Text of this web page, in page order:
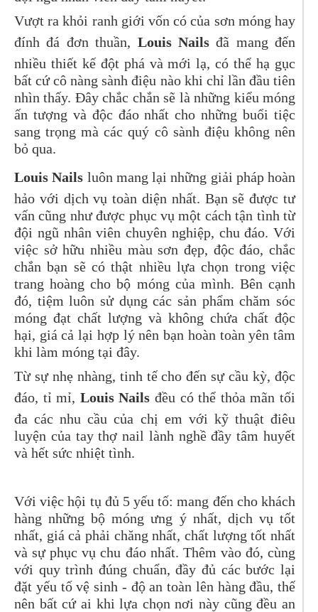
Vượt ra khỏi ranh giới vốn có của sơn móng hay
đính đá đơn thuần, Louis Nailsđã mang đến
nhiều thiết kế đột phá và mới lạ, có thể hạ gục
bất cứ cô nàng sành điệu nào khi chỉ lần đầu tiên
nhìn thấy. Đây chắc chắn sẽ là những kiểu móng
ấn tượng và độc đáo nhất cho những buổi tiệc
sang trọng mà các quý cô sành điệu không nên
bỏ qua.
Louis Nails luôn mang lại những giải pháp hoàn
hảo với dịch vụ toàn diện nhất. Bạn sẽ được tư
vấn cũng như được phục vụ một cách tận tình từ
đội ngũ nhân viên chuyên nghiệp, chu đáo. Với
việc sở hữu nhiều màu sơn đẹp, độc đáo, chắc
chắn bạn sẽ có thật nhiều lựa chọn trong việc
trang hoàng cho bộ móng của mình. Bên cạnh
đó, tiệm luôn sử dụng các sản phẩm chăm sóc
móng đạt chất lượng và không chứa chất độc
hại, giá cả lại hợp lý nên bạn hoàn toàn yên tâm
khi làm móng tại đây.
Từ sự nhẹ nhàng, tinh tế cho đến sự cầu kỳ, độc
đáo, tỉ mỉ, Louis Nailsđều có thể thỏa mãn tối
đa các nhu cầu của chị em với kỹ thuật điêu
luyện của tay thợ nail lành nghề đầy tâm huyết
và hết sức nhiệt tình.
Với việc hội tụ đủ 5 yếu tố: mang đến cho khách
hàng những bộ móng ưng ý nhất, dịch vụ tốt
nhất, giá cả phải chăng nhất, chất lượng tốt nhất
và sự phục vụ chu đáo nhất. Thêm vào đó, cùng
với quy trình đúng chuẩn, đầy đủ các bước lại
đặt yếu tố vệ sinh - độ an toàn lên hàng đầu, thế
nên bất cứ ai khi lựa chọn nơi này cũng đều an